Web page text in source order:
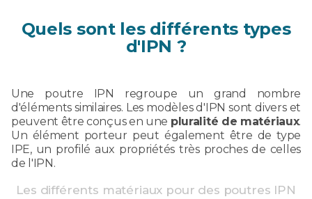
Quels sont les différents types
d'IPN ?
Une poutre IPN regroupe un grand nombre
d'éléments similaires. Les modèles d'IPN sont divers et
peuvent être conçus en une pluralité de matériaux.
Un élément porteur peut également être de type
IPE, un profilé aux propriétés très proches de celles
de l'IPN.
Les différents matériaux pour des poutres IPN